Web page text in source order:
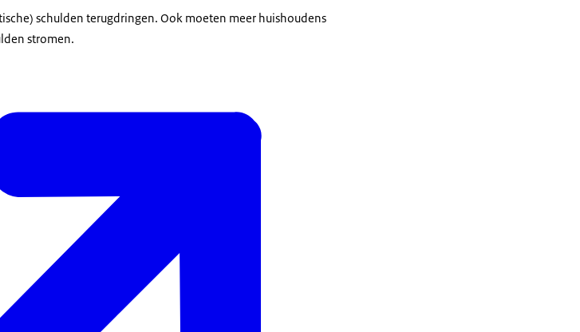
schulden terugdringen. Ook moeten meer huishoudens
stromen.